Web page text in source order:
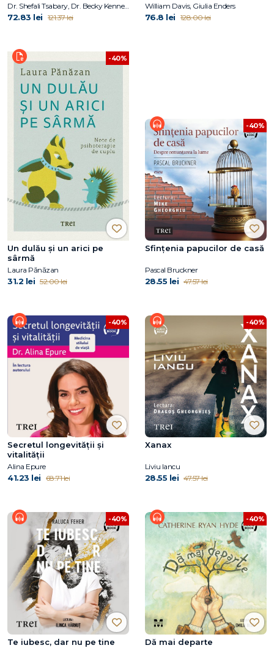
Dr. Shefali Tsabary, Dr. Becky Kennedy
72.83 lei 121.37 lei
William Davis, Giulia Enders
76.8 lei 128.00 lei
-40%
Un dulău și un arici pe
sârmă
Laura Pănăzan
31.2 lei 52.00 lei
-40%
Sfințenia papucilor de casă
Pascal Bruckner
28.55 lei 47.57 lei
-40%
Secretul longevității și
vitalității
Alina Epure
41.23 lei 68.71 lei
-40%
Xanax
Liviu Iancu
28.55 lei 47.57 lei
-40%
Te iubesc, dar nu pe tine
-40%
Dă mai departe